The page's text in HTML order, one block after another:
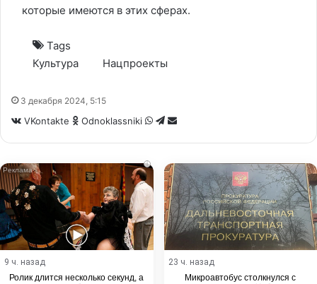
которые имеются в этих сферах.
Tags
Культура
Нацпроекты
3 декабря 2024, 5:15
VKontakte Odnoklassniki WhatsApp
Telegram
Share
i
9 ч. назад
Ролик длится несколько секунд, а
23 ч. назад
Микроавтобус столкнулся с